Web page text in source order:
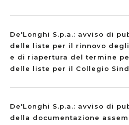
De'Longhi S.p.a.: avviso di
delle liste per il rinnovo
e di riapertura del termine
delle liste per il Collegio
De'Longhi S.p.a.: avviso di
della documentazione